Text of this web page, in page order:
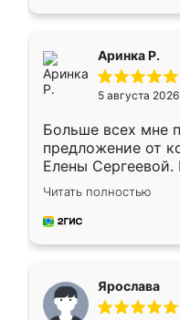
Аринка Р.
5 августа 2026
Больше всех мне
предложение от
Елены
короткие сроки
для замера
предложил по
Читать полностью
Ярослава